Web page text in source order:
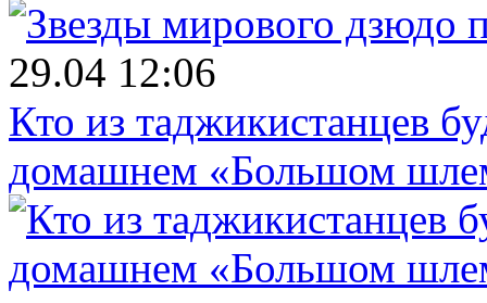
29.04 12:06
Кто из таджикистанцев
домашнем «Большом